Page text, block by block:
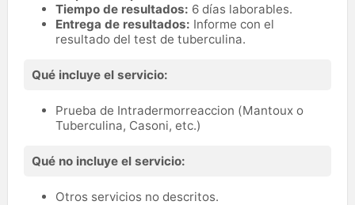
Tiempo de resultados: 6 días laborables.
Entrega de resultados: Informe con el
resultado del test de tuberculina.
Qué incluye el servicio:
Prueba de Intradermorreaccion (Mantoux o
Tuberculina, Casoni, etc.)
Qué no incluye el servicio:
Otros servicios no descritos.